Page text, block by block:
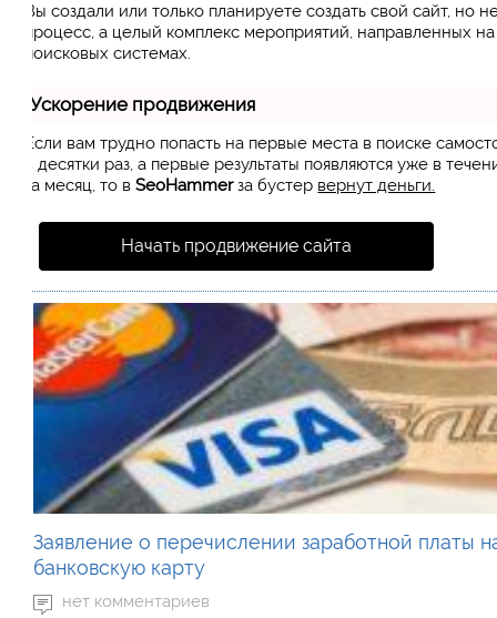
Вы создали или только планируете создать свой сайт, но
процесс, а целый комплекс мероприятий, направленных
поисковых системах.
Ускорение продвижения
Если вам трудно попасть на первые места в поиске
в десятки раз, а первые результаты появляются уже в
за месяц, то вSeoHammerза бустер вернут деньги.
Начать продвижение сайта
Заявление о перечислении заработной платы
банковскую карту
нет комментариев